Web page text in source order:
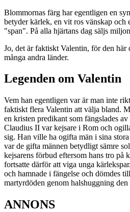
Blommornas färg har egentligen en
betyder kärlek, en vit ros vänskap och
"span". På alla hjärtans dag säljs
Jo, det är faktiskt Valentin, för den här
många andra länder.
Legenden om Valentin
Vem han egentligen var är man inte
faktiskt flera Valentin att välja bland.
en kristen predikant som fängslades
Claudius II var kejsare i Rom och
sig. Han ville ha ogifta män i sina
var de gifta männen betydligt sämre
kejsarens förbud eftersom hans tro på
fortsatte därför att viga unga
och hamnade i fängelse och dömdes
martyrdöden genom halshuggning den
ANNONS